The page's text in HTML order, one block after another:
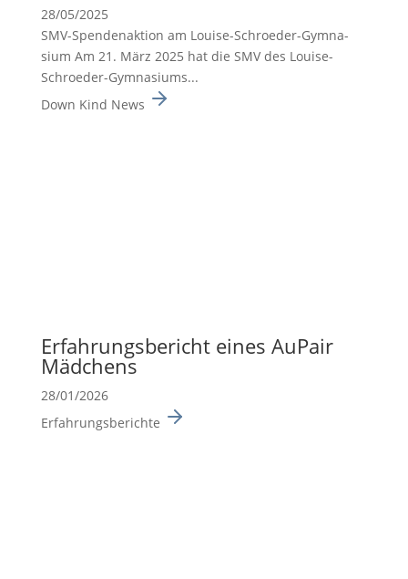
28/05/2025
SMV-Spenden­ak­tion am Louise-Schroeder-Gymna­
sium Am 21. März 2025 hat die SMV des Louise-
Schroeder-Gymna­siums...
Down Kind News
Erfah­rungs­be­richt eines AuPair
Mädchens
28/01/2026
Erfahrungsberichte